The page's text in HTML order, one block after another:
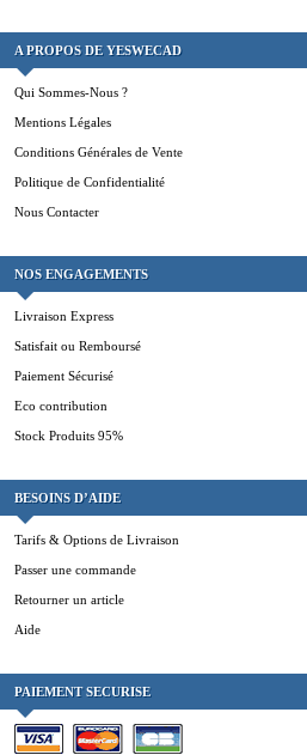
A PROPOS DE YESWECAD
Qui Sommes-Nous ?
Mentions Légales
Conditions Générales de Vente
Politique de Confidentialité
Nous Contacter
NOS ENGAGEMENTS
Livraison Express
Satisfait ou Remboursé
Paiement Sécurisé
Eco contribution
Stock Produits 95%
BESOINS D’AIDE
Tarifs & Options de Livraison
Passer une commande
Retourner un article
Aide
PAIEMENT SECURISE